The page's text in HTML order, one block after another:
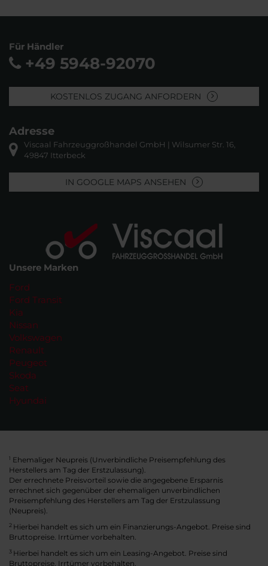
Für Händler
+49 5948-92070
KOSTENLOS ZUGANG ANFORDERN
Adresse
Viscaal Fahrzeuggroßhandel GmbH | Wilsumer Str. 16,
49847 Itterbeck
IN GOOGLE MAPS ANSEHEN
Unsere Marken
Ford
Ford Transit
Kia
Nissan
Volkswagen
Renault
Peugeot
Skoda
Seat
Hyundai
1 Ehemaliger Neupreis (Unverbindliche Preisempfehlung des
Herstellers am Tag der Erstzulassung).
Der errechnete Preisvorteil sowie die angegebene Ersparnis
errechnet sich gegenüber der ehemaligen unverbindlichen
Preisempfehlung des Herstellers am Tag der Erstzulassung
(Neupreis).
2 Hierbei handelt es sich um ein Finanzierungs-Angebot. Preise sind
Bruttopreise. Irrtümer vorbehalten.
3 Hierbei handelt es sich um ein Leasing-Angebot. Preise sind
Bruttopreise. Irrtümer vorbehalten.